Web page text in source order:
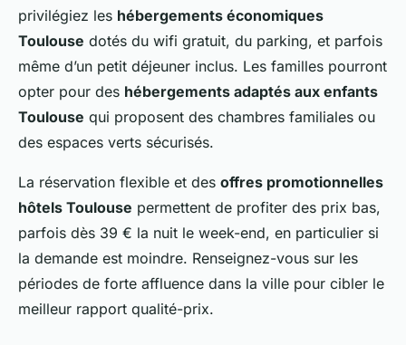
privilégiez les hébergements économiques
Toulouse dotés du wifi gratuit, du parking, et parfois
même d’un petit déjeuner inclus. Les familles pourront
opter pour des hébergements adaptés aux enfants
Toulouse qui proposent des chambres familiales ou
des espaces verts sécurisés.
La réservation flexible et des offres promotionnelles
hôtels Toulouse permettent de profiter des prix bas,
parfois dès 39 € la nuit le week-end, en particulier si
la demande est moindre. Renseignez-vous sur les
périodes de forte affluence dans la ville pour cibler le
meilleur rapport qualité-prix.